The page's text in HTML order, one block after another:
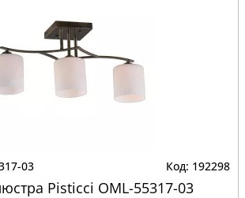
03 192298
Pisticci OML-55317-03